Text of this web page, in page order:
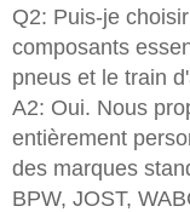
Q2: Puis-je
composants
pneus et le train
A2: Oui. Nous
entièrement
des marques
BPW, JOST,